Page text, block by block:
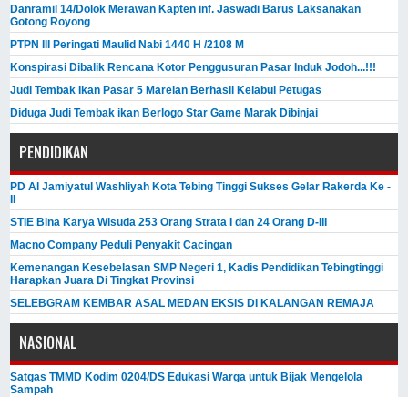
Danramil 14/Dolok Merawan Kapten inf. Jaswadi Barus Laksanakan
Gotong Royong
PTPN III Peringati Maulid Nabi 1440 H /2108 M
Konspirasi Dibalik Rencana Kotor Penggusuran Pasar Induk Jodoh...!!!
Judi Tembak Ikan Pasar 5 Marelan Berhasil Kelabui Petugas
Diduga Judi Tembak ikan Berlogo Star Game Marak Dibinjai
PENDIDIKAN
PD Al Jamiyatul Washliyah Kota Tebing Tinggi Sukses Gelar Rakerda Ke -
II
STIE Bina Karya Wisuda 253 Orang Strata I dan 24 Orang D-III
Macno Company Peduli Penyakit Cacingan
Kemenangan Kesebelasan SMP Negeri 1, Kadis Pendidikan Tebingtinggi
Harapkan Juara Di Tingkat Provinsi
SELEBGRAM KEMBAR ASAL MEDAN EKSIS DI KALANGAN REMAJA
NASIONAL
Satgas TMMD Kodim 0204/DS Edukasi Warga untuk Bijak Mengelola
Sampah